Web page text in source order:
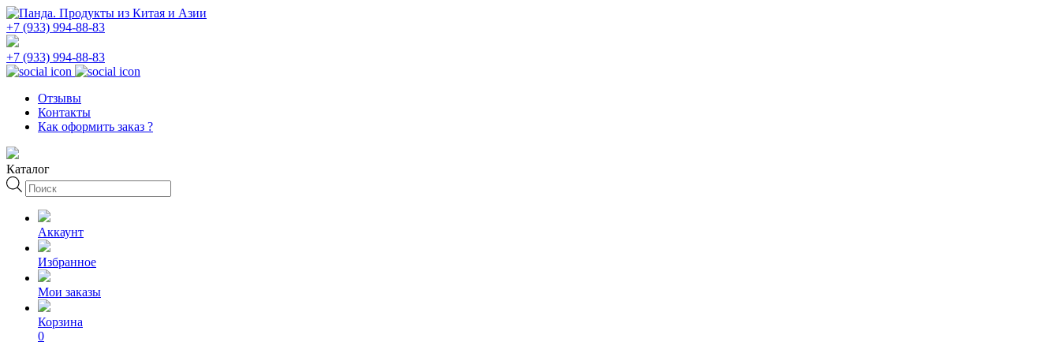
+7 (933) 994-88-83
+7 (933) 994-88-83
Отзывы
Контакты
Как оформить заказ ?
Каталог
Поиск
товаров
Аккаунт
Избранное
Мои заказы
Корзина
0